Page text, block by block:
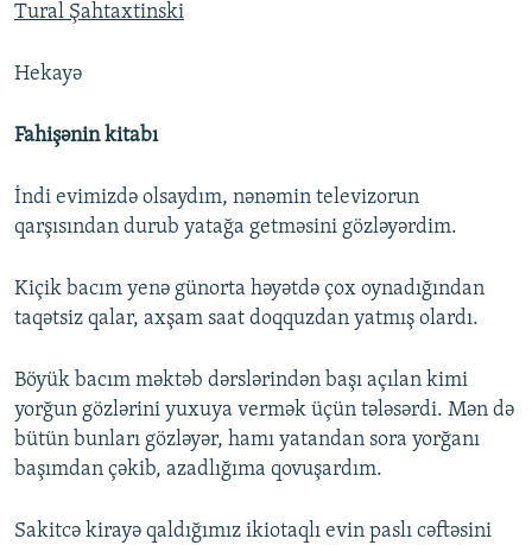
Tural Şahtaxtinski
Hekayə
Fahişənin kitabı
İndi evimizdə olsaydım, nənəmin televizorun
qarşısından durub yatağa getməsini gözləyərdim.
Kiçik bacım yenə günorta həyətdə çox oynadığından
taqətsiz qalar, axşam saat doqquzdan yatmış olardı.
Böyük bacım məktəb dərslərindən başı açılan kimi
yorğun gözlərini yuxuya vermək üçün tələsərdi. Mən də
bütün bunları gözləyər, hamı yatandan sora yorğanı
başımdan çəkib, azadlığıma qovuşardım.
Sakitcə kirayə qaldığımız ikiotaqlı evin paslı cəftəsini